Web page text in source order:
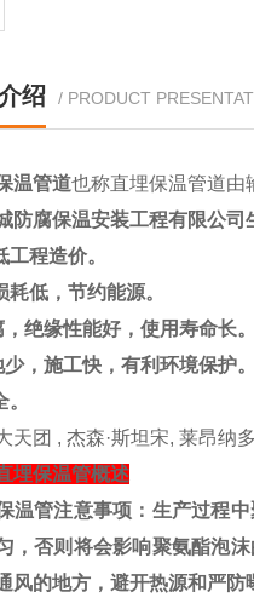
绍 / PRODUCT
温管道也称直埋保温管道由
防腐保温安装工程有限公
工程造价。
耗低，节约能源。
绝缘性能好，使用寿命长。
，施工快，有利环境保护。
天团 , 杰森·斯坦宋, 莱昂纳
埋保温管概述
温管注意事项：生产过程
，否则将会影响聚氨酯泡
风的地方，避开热源和严防